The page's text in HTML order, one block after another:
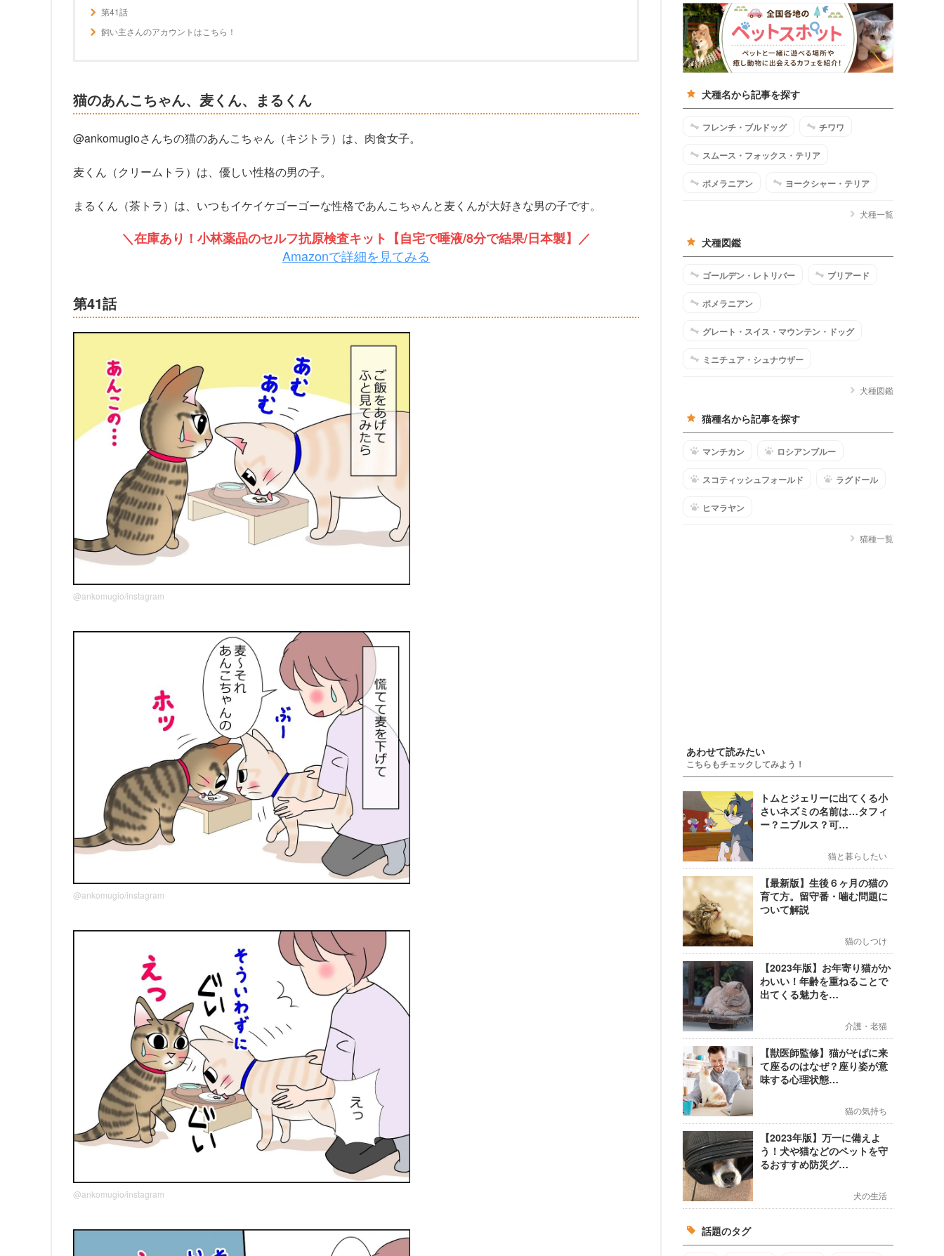
第41話
飼い主さんのアカウントはこちら！
猫のあんこちゃん、麦くん、まるくん
@ankomugioさんちの猫のあんこちゃん（キジトラ）は、肉食女子。
麦くん（クリームトラ）は、優しい性格の男の子。
まるくん（茶トラ）は、いつもイケイケゴーゴーな性格であんこちゃんと麦くんが大好きな男の子です。
＼在庫あり！小林薬品のセルフ抗原検査キット【自宅で唾液/8分で結果/日本製】／
Amazonで詳細を見てみる
第41話
@ankomugio/instagram
@ankomugio/instagram
@ankomugio/instagram
犬種名から記事を探す
フレンチ・ブルドッグ チワワ
スムース・フォックス・テリア
ポメラニアン ヨークシャー・テリア
犬種一覧
犬種図鑑
ゴールデン・レトリバー ブリアード
ポメラニアン
グレート・スイス・マウンテン・ドッグ
ミニチュア・シュナウザー
犬種図鑑
猫種名から記事を探す
マンチカン ロシアンブルー
スコティッシュフォールド ラグドール
ヒマラヤン
猫種一覧
あわせて読みたい
こちらもチェックしてみよう！
トムとジェリーに出てくる小
さいネズミの名前は…タフィ
ー？ニブルス？可…
猫と暮らしたい
【最新版】生後６ヶ月の猫の
育て方。留守番・噛む問題に
ついて解説
猫のしつけ
【2023年版】お年寄り猫がか
わいい！年齢を重ねることで
出てくる魅力を…
介護・老猫
【獣医師監修】猫がそばに来
て座るのはなぜ？座り姿が意
味する心理状態…
猫の気持ち
【2023年版】万一に備えよ
う！犬や猫などのペットを守
るおすすめ防災グ…
犬の生活
話題のタグ